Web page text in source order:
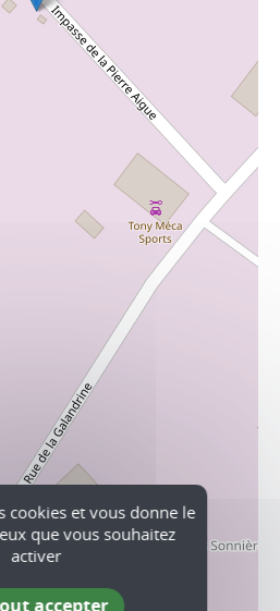
cookies et vous donne le
que vous souhaitez
activer
accepter